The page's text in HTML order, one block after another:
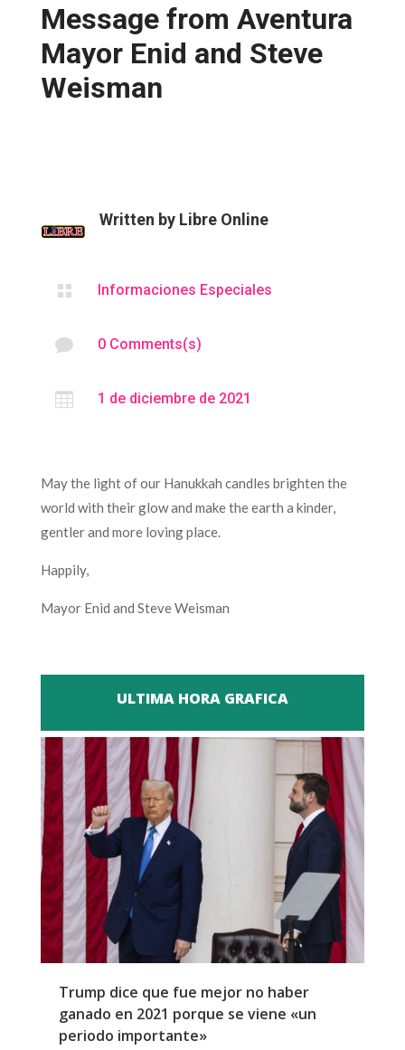
Message from Aventura
Mayor Enid and Steve
Weisman
Written by Libre Online
 Informaciones Especiales
 0 Comments(s)
 1 de diciembre de 2021
May the light of our Hanukkah candles brighten the
world with their glow and make the earth a kinder,
gentler and more loving place.
Happily,
Mayor Enid and Steve Weisman
ULTIMA HORA GRAFICA
Trump dice que fue mejor no haber
ganado en 2021 porque se viene «un
periodo importante»